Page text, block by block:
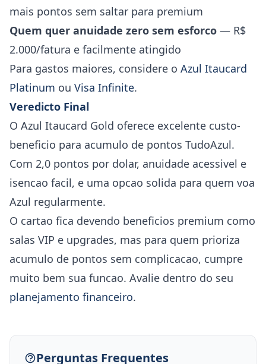
mais pontos sem saltar para premium
Quem quer anuidade zero sem esforco — R$
2.000/fatura e facilmente atingido
Para gastos maiores, considere o Azul Itaucard
Platinum ou Visa Infinite.
Veredicto Final
O Azul Itaucard Gold oferece excelente custo-
beneficio para acumulo de pontos TudoAzul.
Com 2,0 pontos por dolar, anuidade acessivel e
isencao facil, e uma opcao solida para quem voa
Azul regularmente.
O cartao fica devendo beneficios premium como
salas VIP e upgrades, mas para quem prioriza
acumulo de pontos sem complicacao, cumpre
muito bem sua funcao. Avalie dentro do seu
planejamento financeiro.
Perguntas Frequentes